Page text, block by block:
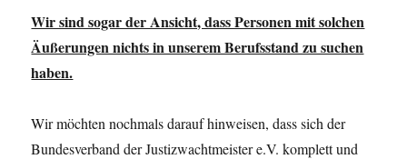
Wir sind sogar der Ansicht, dass Personen mit solchen
Äußerungen nichts in unserem Berufsstand zu suchen
haben.
Wir möchten nochmals darauf hinweisen, dass sich der
Bundesverband der Justizwachtmeister e.V. komplett und